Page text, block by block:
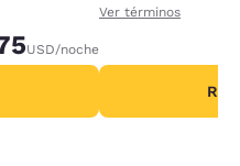
USD/noche
recompensas al
Ver términos